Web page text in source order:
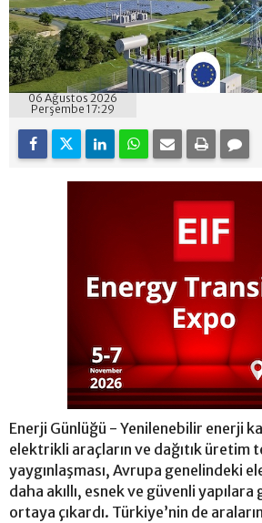
06 Ağustos 2026
Perşembe 17:29
Enerji Günlüğü - Yenilenebilir enerji
elektrikli araçların ve dağıtık üretim
yaygınlaşması, Avrupa genelindeki
daha akıllı, esnek ve güvenli yapılara
ortaya çıkardı. Türkiye’nin de